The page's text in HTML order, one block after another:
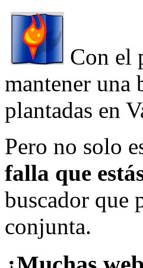
Con el
mantener una
plantadas en
Pero no solo
falla que
buscador que
conjunta.